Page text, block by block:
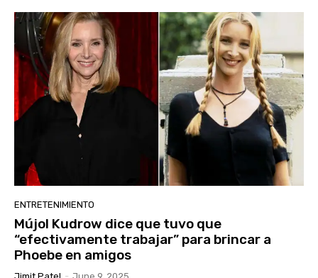
ENTRETENIMIENTO
Mújol Kudrow dice que tuvo que
“efectivamente trabajar” para brincar a
Phoebe en amigos